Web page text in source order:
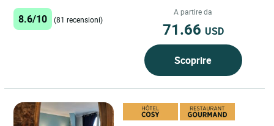
cucina raffinata...
8.6/10 (81 recensioni)
A partire da
71.66 USD
Scoprire